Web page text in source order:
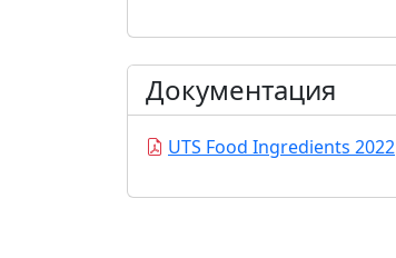
Документация
UTS Food Ingredients 2022